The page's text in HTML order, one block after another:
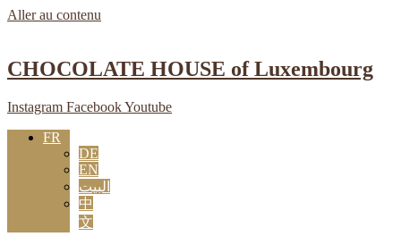
Aller au contenu
CHOCOLATE HOUSE of Luxembourg
Instagram FacebookYoutube
FR
DE
EN
البيت
中
文